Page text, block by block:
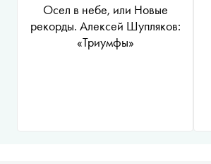
Осел в небе, или Новые
рекорды. Алексей Шупляков:
«Триумфы»